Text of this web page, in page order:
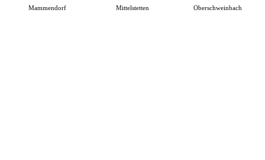
Mammendorf Mittelstetten Oberschweinbach